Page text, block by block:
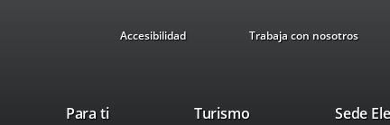
Accesibilidad Trabaja con nosotros
Para ti TurismoThis
Sede